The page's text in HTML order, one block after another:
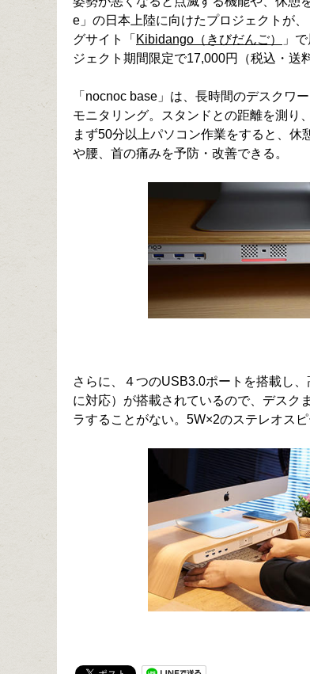
e」の日本上陸に向けたプロジェクトが
グサイト「 Kibidango（きびだんご）
」
ジェクト期間限定で17,000円（税込・送
「nocnoc base」は、長時間のデスクワ
モニタリング。スタンドとの距離を測り
まず50分以上パソコン作業をすると、
や腰、首の痛みを予防・改善できる。
さらに、４つのUSB3.0ポートを搭載し
に対応）が搭載されているので、デスク
ラすることがない。5W×2のステレオス